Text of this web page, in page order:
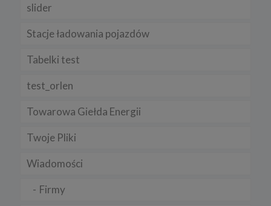
slider
Stacje ładowania pojazdów
Tabelki test
test_orlen
Towarowa Giełda Energii
Twoje Pliki
Wiadomości
Firmy